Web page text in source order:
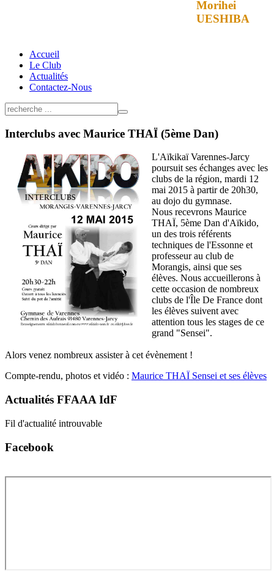
Morihei
UESHIBA
Accueil
Le Club
Actualités
Contactez-Nous
Interclubs avec Maurice THAÏ (5ème Dan)
L'Aïkikaï Varennes-Jarcy
poursuit ses échanges avec les
clubs de la région, mardi 12
mai 2015 à partir de 20h30,
au dojo du gymnase.
Nous recevrons Maurice
THAÏ, 5ème Dan d'Aïkido,
un des trois référents
techniques de l'Essonne et
professeur au club de
Morangis, ainsi que ses
élèves. Nous accueillerons à
cette occasion de nombreux
clubs de l'Île De France dont
les élèves suivent avec
attention tous les stages de ce
grand "Sensei".
Alors venez nombreux assister à cet évènement !
Compte-rendu, photos et vidéo : Maurice THAÏ Sensei et ses élèves
Actualités FFAAA IdF
Fil d'actualité introuvable
Facebook